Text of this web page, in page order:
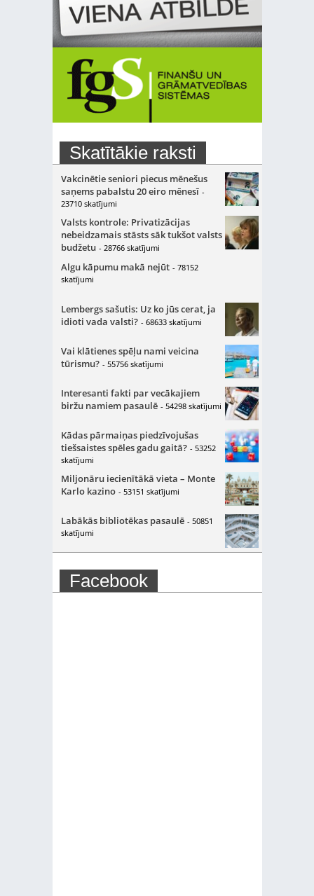
Skatītākie raksti
Vakcinētie seniori piecus mēnešus
saņems pabalstu 20 eiro mēnesī -
23710 skatījumi
Valsts kontrole: Privatizācijas
nebeidzamais stāsts sāk tukšot valsts
budžetu - 28766 skatījumi
Algu kāpumu makā nejūt - 78152
skatījumi
Lembergs sašutis: Uz ko jūs cerat, ja
idioti vada valsti? - 68633 skatījumi
Vai klātienes spēļu nami veicina
tūrismu? - 55756 skatījumi
Interesanti fakti par vecākajiem
biržu namiem pasaulē - 54298 skatījumi
Kādas pārmaiņas piedzīvojušas
tiešsaistes spēles gadu gaitā? - 53252
skatījumi
Miljonāru iecienītākā vieta – Monte
Karlo kazino - 53151 skatījumi
Labākās bibliotēkas pasaulē - 50851
skatījumi
Facebook